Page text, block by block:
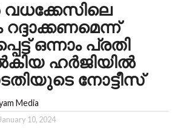
ഒന്നാം പ്രതി
ഹര്‍ജിയില്‍
നോട്ടീസ്
Media
10, 2024